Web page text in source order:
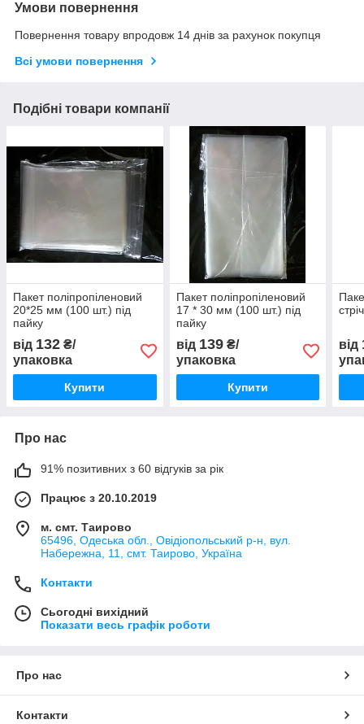
Умови повернення
Повернення товару впродовж 14 днів за рахунок покупця
Всі умови повернення
Подібні товари компанії
Пакет поліпропіленовий
20*25 мм (100 шт.) під
пайку
від 132 ₴/
упаковка
Купити
Пакет поліпропіленовий
17 * 30 мм (100 шт.) під
пайку
від 139₴/
упаковка
Купити
від
Про нас
91% позитивних з 60 відгуків за рік
Працює з 20.10.2019
м. смт. Таирово
65496, Одеська обл., Овідіопольський р-н, вул.
Набережна, 11, смт. Таирово, Україна
Контакти
Сьогодні вихідний
Показати весь графік роботи
Про нас
Контакти